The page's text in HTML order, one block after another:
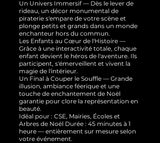
Un Univers Immersif — Dès le lever de
rideau, un décor monumental de
piraterie s'empare de votre scène et
plonge petits et grands dans un monde
enchanteur hors du commun.
Les Enfants au Cœur de l'Histoire —
Grâce à une interactivité totale, chaque
enfant devient le héros de l'aventure. Ils
participent, s'émerveillent et vivent la
magie de l'intérieur.
Un Final à Couper le Souffle — Grande
illusion, ambiance féerique et une
touche de enchantement de Noël
garantie pour clore la représentation en
beauté.
Idéal pour : CSE, Mairies, Écoles et
Arbres de Noël Durée : 45 minutes à 1
heure — entièrement sur mesure selon
votre événement.